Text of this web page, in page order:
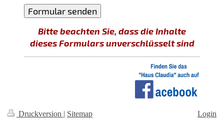
Bitte beachten Sie, dass die Inhalte
dieses Formulars unverschlüsselt sind
Druckversion | Sitemap
Login